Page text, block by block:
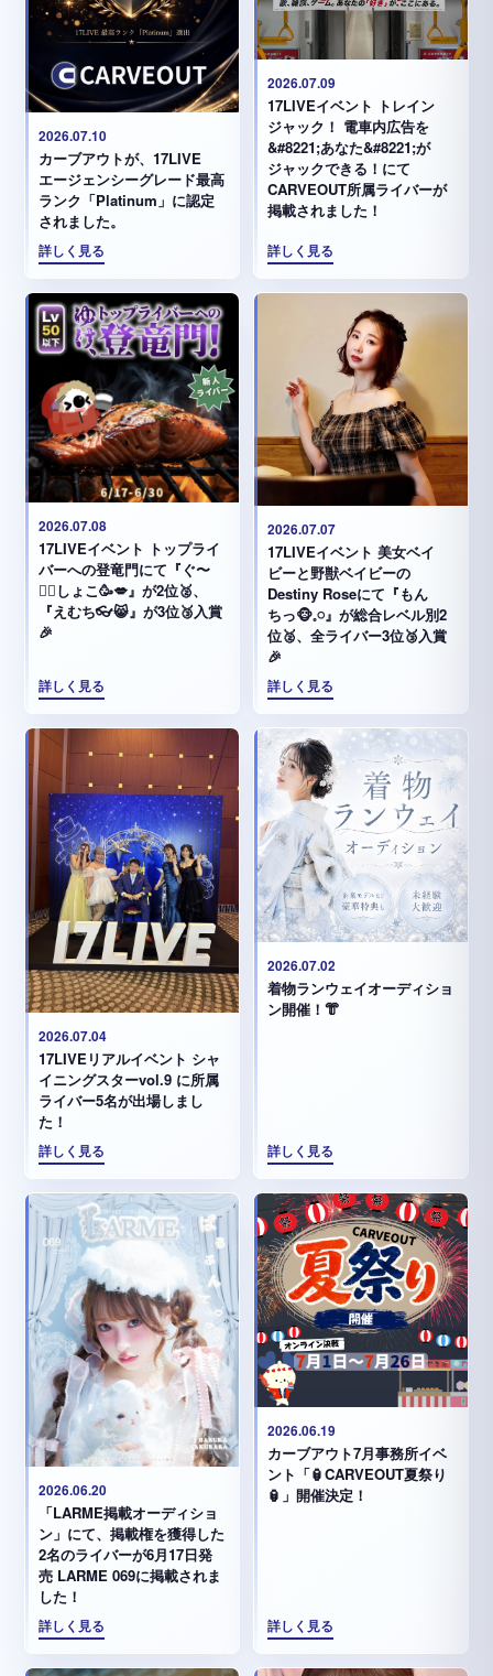
2026.07.10
カーブアウトが、17LIVE
エージェンシーグレード最高
ランク「Platinum」に認定
されました。
詳しく見る
2026.07.09
17LIVEイベント トレイン
ジャック！ 電車内広告を
&#8221;あなた&#8221;が
ジャックできる！にて
CARVEOUT所属ライバーが
掲載されました！
詳しく見る
2026.07.08
17LIVEイベント トップライ
バーへの登竜門にて『ぐ〜
✊🏻‪しょこ🥳💋』が2位🥈、
『えむち👓😸』が3位🥉入賞
🎉
詳しく見る
2026.07.07
17LIVEイベント 美女ベイ
ビーと野獣ベイビーの
Destiny Roseにて『もん
ちっ🐵𓈒𓏸︎︎︎︎』が総合レベル別2
位🥈、全ライバー3位🥉入賞
🎉
詳しく見る
2026.07.04
17LIVEリアルイベント シャ
イニングスターvol.9 に所属
ライバー5名が出場しまし
た！
詳しく見る
2026.07.02
着物ランウェイオーディショ
ン開催！👘
詳しく見る
2026.06.20
「LARME掲載オーディショ
ン」にて、掲載権を獲得した
2名のライバーが6月17日発
売 LARME 069に掲載されま
した！
詳しく見る
2026.06.19
カーブアウト7月事務所イベ
ント「🏮CARVEOUT夏祭り
🏮」開催決定！
詳しく見る